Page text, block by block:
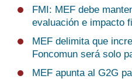
FMI: MEF debe
evaluación e impacto
MEF delimita que
Foncomun será solo
MEF apunta al G2G